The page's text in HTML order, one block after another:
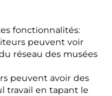
fonctionnalités:
peuvent voir
réseau des musées
peuvent avoir des
travail en tapant le